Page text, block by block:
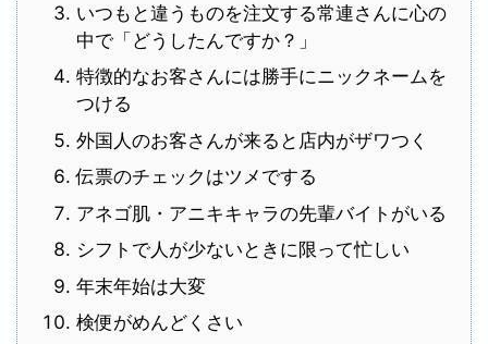
いつもと違うものを注文する常連さんに心の
中で「どうしたんですか？」
特徴的なお客さんには勝手にニックネームを
つける
外国人のお客さんが来ると店内がザワつく
伝票のチェックはツメでする
アネゴ肌・アニキキャラの先輩バイトがいる
シフトで人が少ないときに限って忙しい
年末年始は大変
検便がめんどくさい